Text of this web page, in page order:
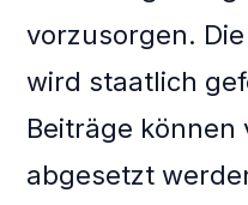
vorzusorgen.
wird staatlich
Beiträge können
abgesetzt